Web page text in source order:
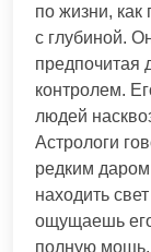
по жизни, как
с глубиной.
предпочитая
контролем.
людей
Астрологи
редким
находить
ощущаешь
полную мощь.